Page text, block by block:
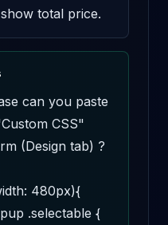
total price.
can you paste
CSS"
(Design tab) ?
480px){